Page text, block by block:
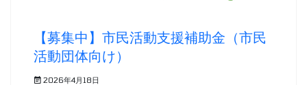
【募集中】市民活動支援補助金（市民
活動団体向け）
2026年4月18日